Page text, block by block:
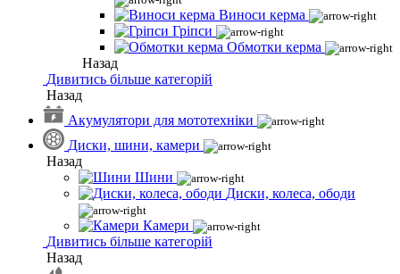
Виноси керма
Гріпси
Обмотки керма
Назад
Дивитись більше категорій
Назад
Акумулятори для мототехніки
Диски, шини, камери
Назад
Шини
Диски, колеса, ободи
Камери
Дивитись більше категорій
Назад